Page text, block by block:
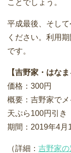
ことでしょう。
平成最後、そし
ください。利用
です。
【吉野家・はな
価格：300円
概要：吉野家で
天ぷら100円引き
期間：2019年4月
（詳細： 吉野家